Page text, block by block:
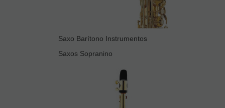
Saxo Barítono Instrumentos
Saxos Sopranino